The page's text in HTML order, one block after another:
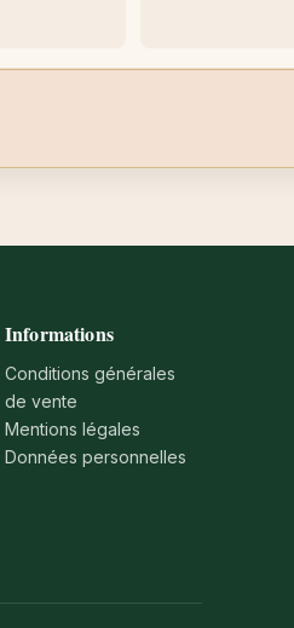
Informations
Conditions générales
de vente
Mentions légales
Données personnelles